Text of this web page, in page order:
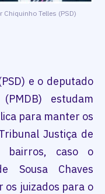
Chiquinho Telles (PSD)
e o deputado
estudam
para manter os
Justiça de
bairros, caso o
Sousa Chaves
os juizados para o